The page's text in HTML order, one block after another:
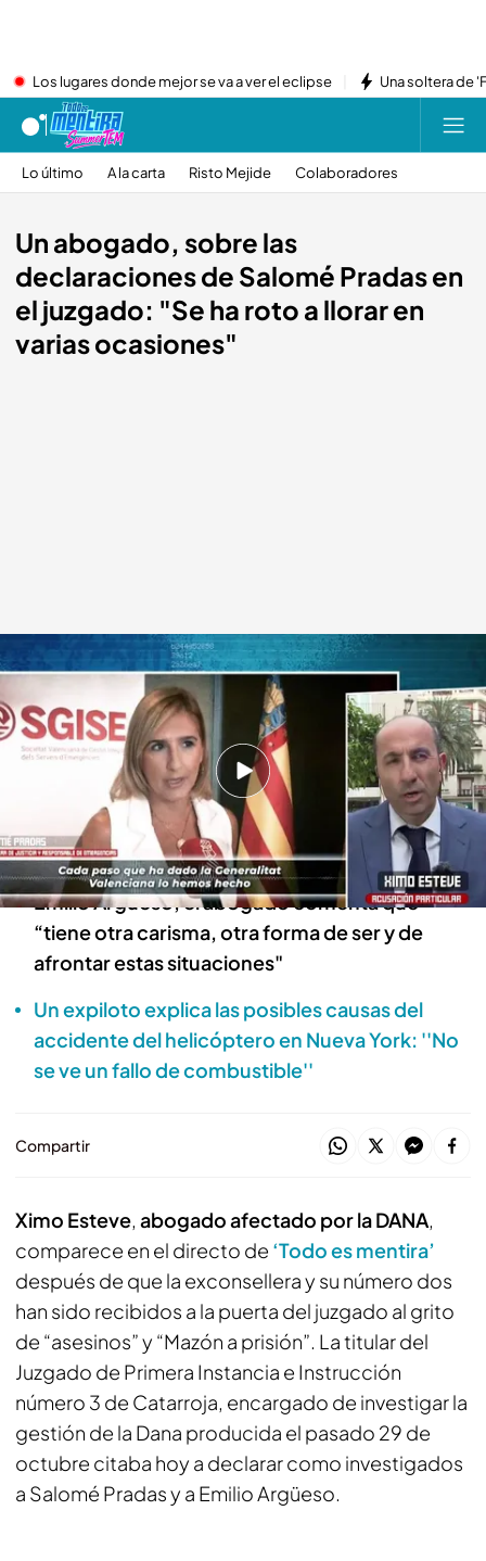
Los lugares donde mejor se va a ver el eclipse Una soltera de
Lo último A la carta Risto Mejide Colaboradores
Un abogado, sobre las
declaraciones de Salomé Pradas en
el juzgado: "Se ha roto a llorar en
varias ocasiones"
El abogado explica la defensa de Salomé Pradas
Lara Guerra
11 ABR 2025 - 18:56h.
Ximo Esteve, abogado afectado por la DANA
ha calificado de "curioso" que Emilio supiese la
ley "al dedillo"
Emilio Argüeso, el abogado comenta que
“tiene otra carisma, otra forma de ser y de
afrontar estas situaciones"
Un expiloto explica las posibles causas del
accidente del helicóptero en Nueva York: ''No
se ve un fallo de combustible''
Compartir
Ximo Esteve, abogado afectado por la DANA,
comparece en el directo de ‘Todo es mentira’
después de que la exconsellera y su número dos
han sido recibidos a la puerta del juzgado al grito
de “asesinos” y “Mazón a prisión”. La titular del
Juzgado de Primera Instancia e Instrucción
número 3 de Catarroja, encargado de investigar la
gestión de la Dana producida el pasado 29 de
octubre citaba hoy a declarar como investigados
a Salomé Pradas y a Emilio Argüeso.